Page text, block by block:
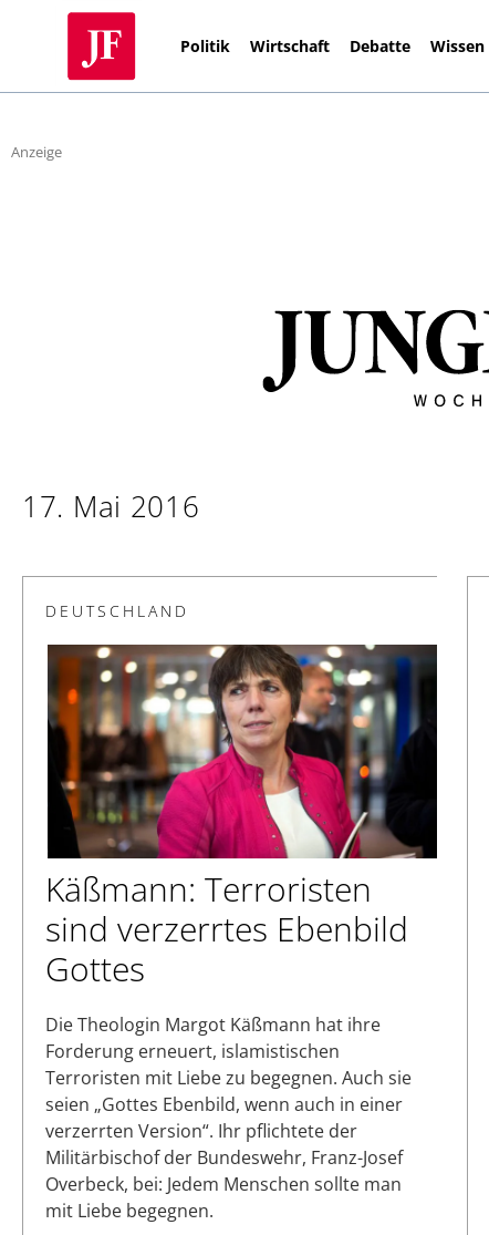
Politik Wirtschaft Debatte Wissen
Anzeige
17. Mai 2016
DEUTSCHLAND
Käßmann: Terroristen
sind verzerrtes Ebenbild
Gottes
Die Theologin Margot Käßmann hat ihre
Forderung erneuert, islamistischen
Terroristen mit Liebe zu begegnen. Auch sie
seien „Gottes Ebenbild, wenn auch in einer
verzerrten Version“. Ihr pflichtete der
Militärbischof der Bundeswehr, Franz-Josef
Overbeck, bei: Jedem Menschen sollte man
mit Liebe begegnen.